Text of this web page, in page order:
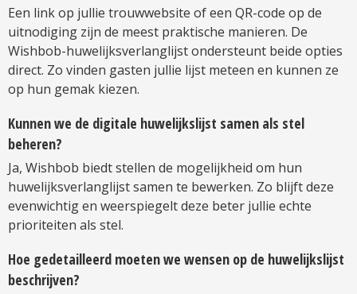
Een link op jullie trouwwebsite of een QR-code op de
uitnodiging zijn de meest praktische manieren. De
Wishbob-huwelijksverlanglijst ondersteunt beide opties
direct. Zo vinden gasten jullie lijst meteen en kunnen ze
op hun gemak kiezen.
Kunnen we de digitale huwelijkslijst samen als stel
beheren?
Ja, Wishbob biedt stellen de mogelijkheid om hun
huwelijksverlanglijst samen te bewerken. Zo blijft deze
evenwichtig en weerspiegelt deze beter jullie echte
prioriteiten als stel.
Hoe gedetailleerd moeten we wensen op de huwelijkslijst
beschrijven?